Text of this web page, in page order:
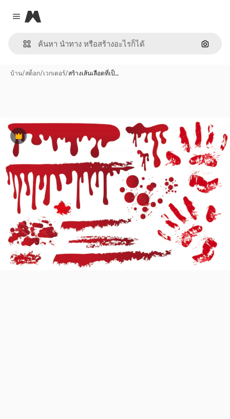
Close menu
Magnific
ค้นหา
บ้าน/สต็อก/เวกเตอร์/สร้างเส้นเลือดที่เป็…
พรีเมี่ยม